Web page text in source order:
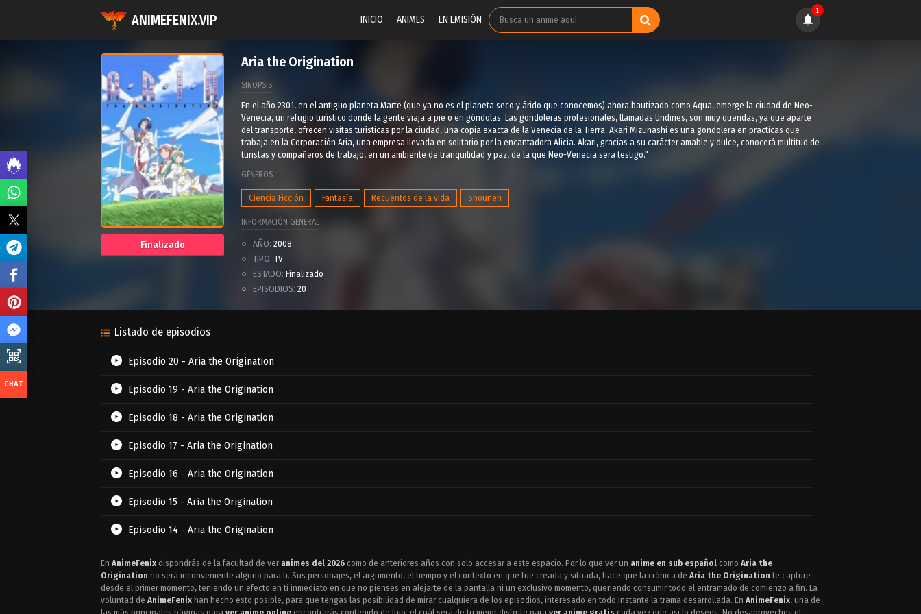
ANIMEFENIX.VIP INICIO ANIMES EN EMISIÓN
1
Finalizado
Aria the Origination
SINOPSIS
En el año 2301, en el antiguo planeta Marte (que ya no es el planeta seco y árido que conocemos) ahora bautizado como Aqua, emerge la ciudad de Neo-
Venecia, un refugio turístico donde la gente viaja a pie o en góndolas. Las gondoleras profesionales, llamadas Undines, son muy queridas, ya que aparte
del transporte, ofrecen visitas turísticas por la ciudad, una copia exacta de la Venecia de la Tierra. Akari Mizunashi es una gondolera en practicas que
trabaja en la Corporación Aria, una empresa llevada en solitario por la encantadora Alicia. Akari, gracias a su carácter amable y dulce, conocerá multitud de
turistas y compañeros de trabajo, en un ambiente de tranquilidad y paz, de la que Neo-Venecia sera testigo."
GÉNEROS
Ciencia Ficción Fantasía Recuentos de la vida Shounen
INFORMACIÓN GENERAL
AÑO: 2008
TIPO: TV
ESTADO: Finalizado
EPISODIOS: 20
Listado de episodios
Episodio 20 - Aria the Origination
Episodio 19 - Aria the Origination
Episodio 18 - Aria the Origination
Episodio 17 - Aria the Origination
Episodio 16 - Aria the Origination
Episodio 15 - Aria the Origination
Episodio 14 - Aria the Origination
Episodio 13 - Aria the Origination
Episodio 12 - Aria the Origination
En AnimeFenix dispondrás de la facultad de ver animes del 2026 como de anteriores años con solo accesar a este espacio. Por lo que ver un anime en sub español como Aria the
Origination no será inconveniente alguno para ti. Sus personajes, el argumento, el tiempo y el contexto en que fue creada y situada, hace que la crónica de Aria the Origination te capture
desde el primer momento, teniendo un efecto en ti inmediato en que no pienses en alejarte de la pantalla ni un exclusivo momento, queriendo consumir todo el entramado de comienzo a fin. La
voluntad de AnimeFenix han hecho esto posible, para que tengas las posibilidad de mirar cualquiera de los episodios, interesado en todo instante la trama desarrollada. En AnimeFenix, una de